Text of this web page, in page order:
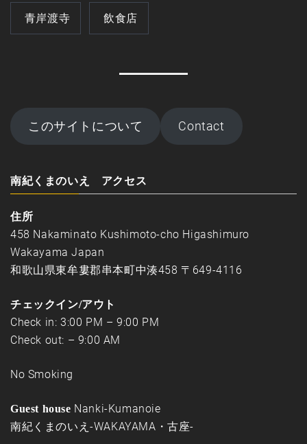
青岸渡寺 飲食店
このサイトについて Contact
南紀くまのいえ アクセス
住所
458 Nakaminato Kushimoto-cho Higashimuro
Wakayama Japan
和歌山県東牟婁郡串本町中湊458 〒649-4116
チェックイン/アウト
Check in: 3:00 PM – 9:00 PM
Check out: – 9:00 AM
No Smoking
Guest house Nanki-Kumanoie
南紀くまのいえ-WAKAYAMA・古座-